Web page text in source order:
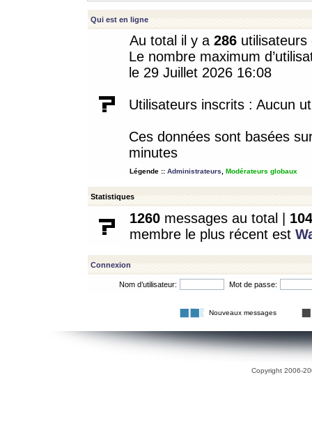
Qui est en ligne
Au total il y a 286
Le nombre maximum
le 29 Juillet 2026 16:08
Utilisateurs inscrits : Aucun
Ces données sont basées
minutes
Légende :: Administrateurs Modérateurs globaux
Statistiques
1260 messages au total | 104
membre le plus récent est
Connexion
Nom d’utilisateur: Mot de passe:
Nouveaux messages
Copyright 2006-